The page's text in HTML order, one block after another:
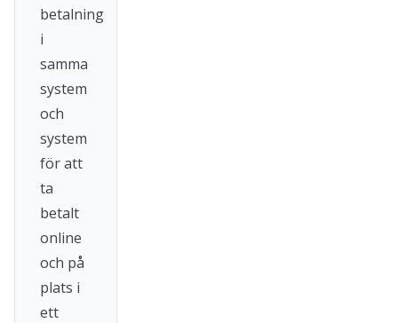
betalning
i
samma
system
och
system
för att
ta
betalt
online
och på
plats i
ett